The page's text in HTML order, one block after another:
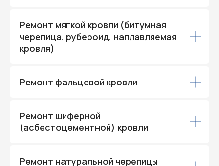
Ремонт мягкой кровли (битумная
черепица, рубероид, наплавляемая
кровля)
Ремонт фальцевой кровли
Ремонт шиферной
(асбестоцементной) кровли
Ремонт натуральной черепицы